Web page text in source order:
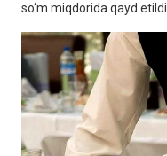
so‘m miqdorida qayd etildi.